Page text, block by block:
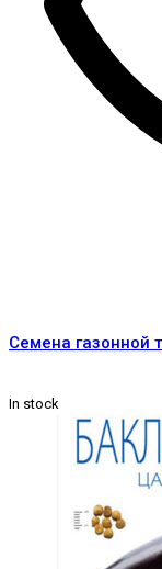
Семена газонной
In stock